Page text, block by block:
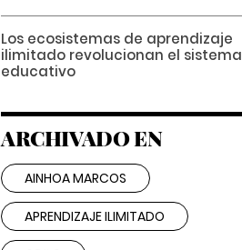
Los ecosistemas de aprendizaje
ilimitado revolucionan el sistema
educativo
ARCHIVADO EN
AINHOA MARCOS
APRENDIZAJE ILIMITADO